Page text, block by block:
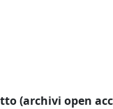
(archivi open